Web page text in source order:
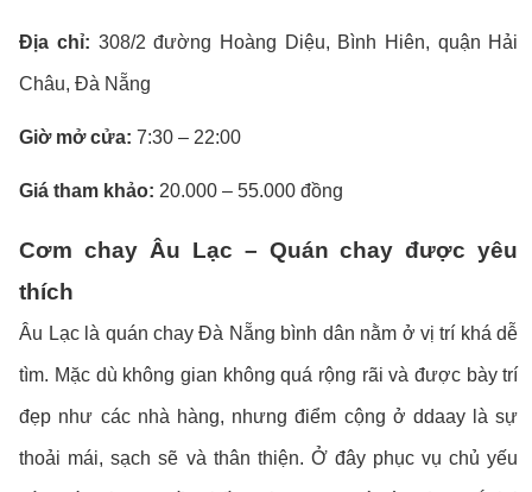
Địa chỉ: 308/2 đường Hoàng Diệu, Bình Hiên, quận Hải
Châu, Đà Nẵng
Giờ mở cửa: 7:30 – 22:00
Giá tham khảo: 20.000 – 55.000 đồng
Cơm chay Âu Lạc – Quán chay được yêu
thích
Âu Lạc là quán chay Đà Nẵng bình dân nằm ở vị trí khá dễ
tìm. Mặc dù không gian không quá rộng rãi và được bày trí
đẹp như các nhà hàng, nhưng điểm cộng ở ddaay là sự
thoải mái, sạch sẽ và thân thiện. Ở đây phục vụ chủ yếu